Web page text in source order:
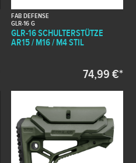
FAB DEFENSE
GLR-16 G
GLR-16 SCHULTERSTÜTZE
AR15 / M16 / M4 STIL
74,99 €*